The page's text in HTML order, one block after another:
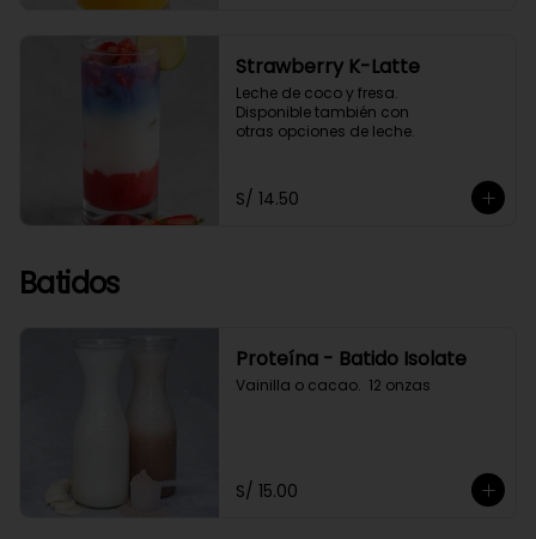
Strawberry K-Latte
Leche de coco y fresa.
Disponible también con
otras opciones de leche.
S/ 14.50
Batidos
Proteína - Batido Isolate
Vainilla o cacao.  12 onzas
S/ 15.00